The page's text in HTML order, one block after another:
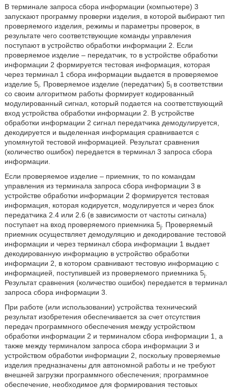
В терминале запроса сбора информации (компьютере) 3
запускают программу проверки изделия, в которой выбирают тип
проверяемого изделия, режимы и параметры проверок, в
результате чего соответствующие команды управления
поступают в устройство обработки информации 2. Если
проверяемое изделие – передатчик, то в устройстве обработки
информации 2 формируется тестовая информация, которая
через терминал 1 сбора информации выдается в проверяемое
изделие 5i. Проверяемое изделие (передатчик) 5iв соответствии
со своим алгоритмом работы формирует кодированный
модулированный сигнал, который подается на соответствующий
вход устройства обработки информации 2. В устройстве
обработки информации 2 сигнал передатчика демодулируется,
декодируется и выделенная информация сравнивается с
упомянутой тестовой информацией. Результат сравнения
(количество ошибок) передается в терминал 3 запроса сбора
информации.
Если проверяемое изделие – приемник, то по командам
управления из терминала запроса сбора информации 3 в
устройстве обработки информации 2 формируется тестовая
информация, которая кодируется, модулируется и через блок
передатчика 2.4 или 2.6 (в зависимости от частоты сигнала)
поступает на вход проверяемого приемника 5j. Проверяемый
приемник осуществляет демодуляцию и декодирование тестовой
информации и через терминал сбора информации 1 выдает
декодированную информацию в устройство обработки
информации 2, в котором сравнивают тестовую информацию с
информацией, поступившей из проверяемого приемника 5j.
Результат сравнения (количество ошибок) передается в терминал
запроса сбора информации 3.
При работе (или использовании) устройства технический
результат изобретения обеспечивается за счет отсутствия
передач программного обеспечения между устройством
обработки информации 2 и терминалом сбора информации 1, а
также между терминалом запроса сбора информации 3 и
устройством обработки информации 2, поскольку проверяемые
изделия предназначены для автономной работы и не требуют
внешней загрузки программного обеспечения; программное
обеспечение, необходимое для формирования тестовых